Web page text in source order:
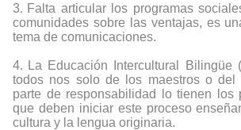
3. Falta articular los programas
comunidades sobre las ventajas, es
tema de comunicaciones.
4. La Educación Intercultural Bilingüe
todos nos solo de los maestros o del
parte de responsabilidad lo tienen los
que deben iniciar este proceso
cultura y la lengua originaria.